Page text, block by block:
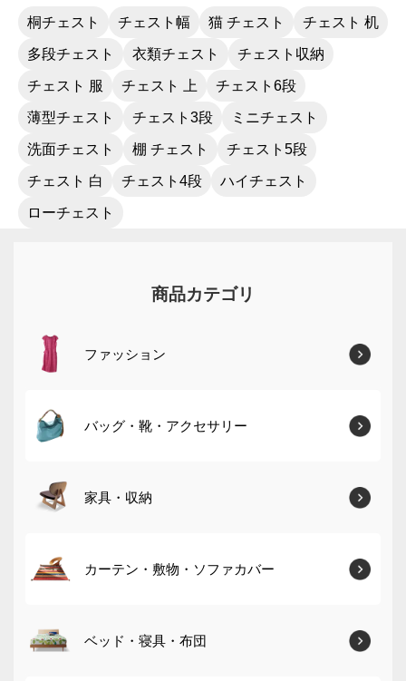
桐チェスト チェスト幅 猫 チェスト チェスト 机
多段チェスト 衣類チェスト チェスト収納
チェスト 服 チェスト 上 チェスト6段
薄型チェスト チェスト3段 ミニチェスト
洗面チェスト 棚 チェスト チェスト5段
チェスト 白 チェスト4段 ハイチェスト
ローチェスト
商品カテゴリ
ファッション
バッグ・靴・アクセサリー
家具・収納
カーテン・敷物・ソファカバー
ベッド・寝具・布団